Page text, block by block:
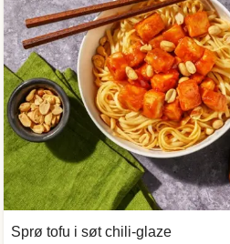
Sprø tofu i søt chili-glaze